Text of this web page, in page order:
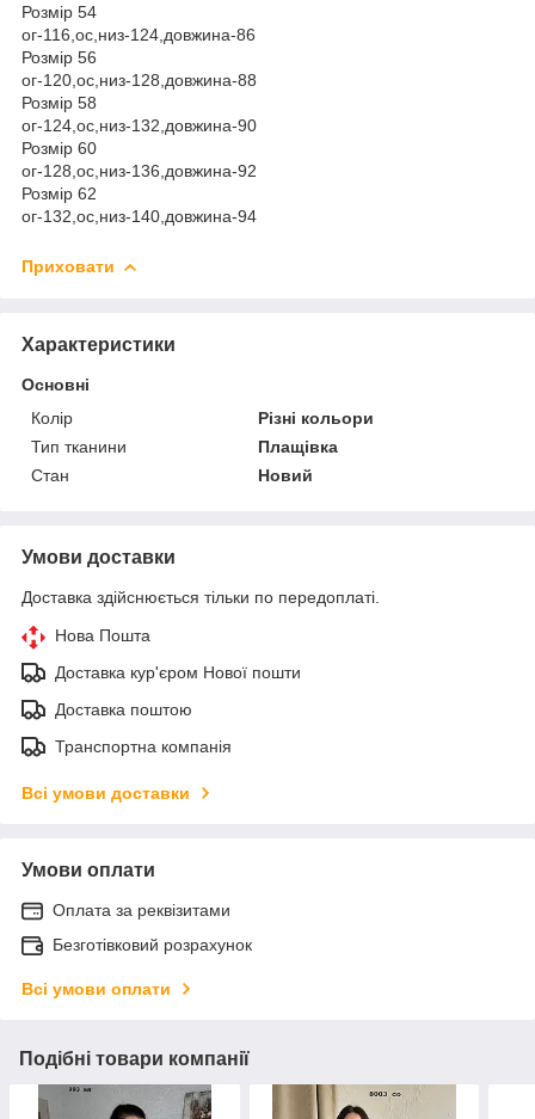
Розмір 54
ог-116,ос,низ-124,довжина-86
Розмір 56
ог-120,ос,низ-128,довжина-88
Розмір 58
ог-124,ос,низ-132,довжина-90
Розмір 60
ог-128,ос,низ-136,довжина-92
Розмір 62
ог-132,ос,низ-140,довжина-94
Приховати
Характеристики
Основні
Колір
Різні кольори
Тип тканини
Плащівка
Стан
Новий
Умови доставки
Доставка здійснюється тільки по передоплаті.
Нова Пошта
Доставка кур'єром Нової пошти
Доставка поштою
Транспортна компанія
Всі умови доставки
Умови оплати
Оплата за реквізитами
Безготівковий розрахунок
Всі умови оплати
Подібні товари компанії